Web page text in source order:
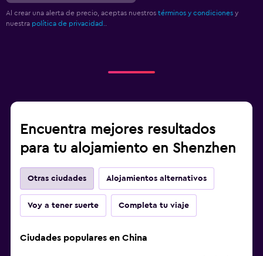
Al crear una alerta de precio, aceptas nuestros términos y condiciones y
nuestra política de privacidad.
Encuentra mejores resultados
para tu alojamiento en Shenzhen
Otras ciudades Alojamientos alternativos
Voy a tener suerte Completa tu viaje
Ciudades populares en China